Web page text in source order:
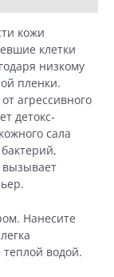
кожи
клетки
низкому
пленки.
агрессивного
детокс-
сала
Нанесите
водой.